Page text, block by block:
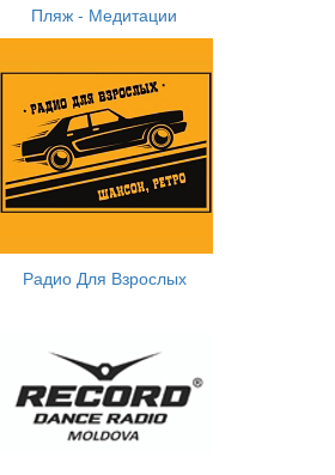
Пляж - Медитации
Радио Для Взрослых